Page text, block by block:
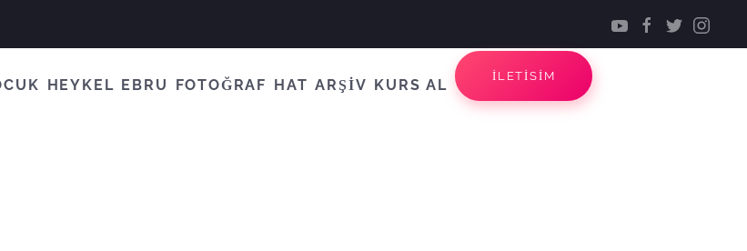
HEYKEL EBRU FOTOĞRAF HAT ARŞİV KURS AL
İLETİSİM